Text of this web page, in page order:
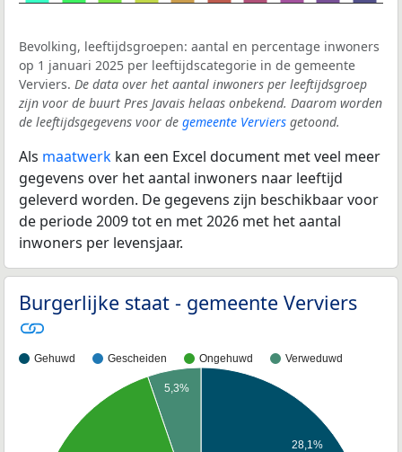
Bevolking, leeftijdsgroepen: aantal en percentage inwoners
op 1 januari 2025 per leeftijdscategorie in de gemeente
Verviers. De data over het aantal inwoners per leeftijdsgroep
zijn voor de buurt Pres Javais helaas onbekend. Daarom worden
de leeftijdsgegevens voor de gemeente Verviers getoond.
Als maatwerk kan een Excel document met veel meer
gegevens over het aantal inwoners naar leeftijd
geleverd worden. De gegevens zijn beschikbaar voor
de periode 2009 tot en met 2026 met het aantal
inwoners per levensjaar.
Burgerlijke staat - gemeente Verviers
Gehuwd Gescheiden Ongehuwd Verweduwd
28,1%
5,3%